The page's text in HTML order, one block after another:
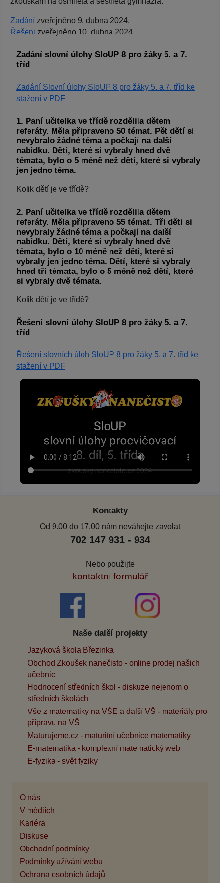
Zadání zveřejněno 9. dubna 2024.
Řešeni zveřejněno 10. dubna 2024.
Zadání slovní úlohy SloUP 8 pro žáky 5. a 7.
tříd
Zadání Slovní úlohy SloUP 8 pro žáky 5. a 7. tříd ke
stažení v PDF
1. Paní učitelka ve třídě rozdělila dětem
referáty. Měla připraveno 50 témat. Pět dětí si
nevybralo žádné téma a počkají na další
nabídku. Dětí, které si vybraly hned dvě
témata, bylo o 5 méně než dětí, které si vybraly
jen jedno téma.
Kolik dětí je ve třídě?
2. Paní učitelka ve třídě rozdělila dětem
referáty. Měla připraveno 55 témat. Tři děti si
nevybraly žádné téma a počkají na další
nabídku. Dětí, které si vybraly hned dvě
témata, bylo o 10 méně než dětí, které si
vybraly jen jedno téma. Dětí, které si vybraly
hned tři témata, bylo o 5 méně než dětí, které
si vybraly dvě témata.
Kolik dětí je ve třídě?
Řešení slovní úlohy SloUP 8 pro žáky 5. a 7.
tříd
Řešení slovních úloh SloUP 8 pro žáky 5. a 7. tříd ke
stažení v PDF
Kontakty
Od 9.00 do 17.00 nám neváhejte zavolat
702 147 931 - 934
Nebo použijte
kontaktní formulář
Naše další projekty
Jazyková škola Březinka
Obchod Zkoušek nanečisto - online prodej našich
učebnic
Hodnocení středních škol - diskuze nejenom o
středních školách
Vše z matematiky na VŠE a další VŠ - materiály pro
přípravu na VŠ
Maturujeme.cz - maturitní učebnice matematiky
E-matematika - komplexní matematický web
E-fyzika - svět fyziky
O nás
V médiích
Kariéra
Diskuse
Obchodní podmínky
Podmínky užívání webu
Ochrana osobních údajů